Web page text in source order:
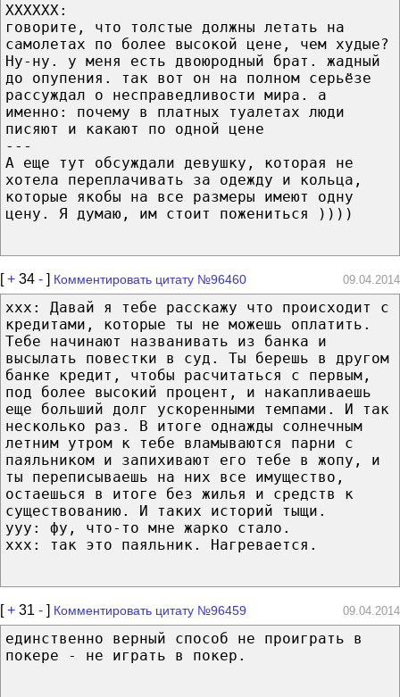
XXXXXX:
говорите, что толстые должны летать на
самолетах по более высокой цене, чем худые?
Ну-ну. у меня есть двоюродный брат. жадный
до опупения. так вот он на полном серьёзе
рассуждал о несправедливости мира. а
именно: почему в платных туалетах люди
писяют и какают по одной цене
---
А еще тут обсуждали девушку, которая не
хотела переплачивать за одежду и кольца,
которые якобы на все размеры имеют одну
цену. Я думаю, им стоит пожениться ))))
[+ 34 - ] Комментировать цитату №96460 09.04.2014
ххх: Давай я тебе расскажу что происходит с
кредитами, которые ты не можешь оплатить.
Тебе начинают названивать из банка и
высылать повестки в суд. Ты берешь в другом
банке кредит, чтобы расчитаться с первым,
под более высокий процент, и накапливаешь
еще больший долг ускоренными темпами. И так
несколько раз. В итоге однажды солнечным
летним утром к тебе вламываются парни с
паяльником и запихивают его тебе в жопу, и
ты переписываешь на них все имущество,
остаешься в итоге без жилья и средств к
существованию. И таких историй тыщи.
ууу: фу, что-то мне жарко стало.
ххх: так это паяльник. Нагревается.
[+ 31 - ] Комментировать цитату №96459 09.04.2014
единственно верный способ не проиграть в
покере - не играть в покер.